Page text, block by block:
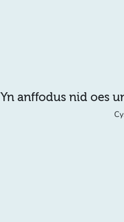
Yn anffodus nid oes